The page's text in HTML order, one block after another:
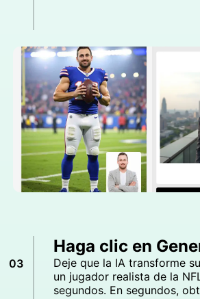
03
Haga clic en
Deje que la IA transforme
un jugador realista de la
segundos. En segundos,